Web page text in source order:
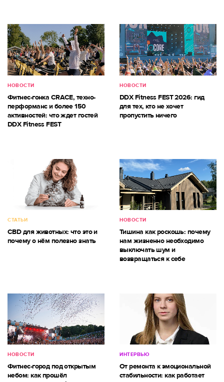
НОВОСТИ
Фитнес-гонка CRACE, техно-
перформанс и более 150
активностей: что ждет гостей
DDX Fitness FEST
НОВОСТИ
DDX Fitness FEST 2026: гид
для тех, кто не хочет
пропустить ничего
СТАТЬИ
CBD для животных: что это и
почему о нём полезно знать
НОВОСТИ
Тишина как роскошь: почему
нам жизненно необходимо
выключать шум и
возвращаться к себе
НОВОСТИ
Фитнес-город под открытым
небом: как прошёл
ИНТЕРВЬЮ
От ремонта к эмоциональной
стабильности: как работает